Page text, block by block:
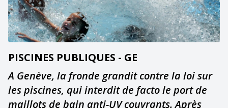
PISCINES PUBLIQUES - GE
A Genève, la fronde grandit contre la loi sur
les piscines, qui interdit de facto le port de
maillots de bain anti-UV couvrants. Après